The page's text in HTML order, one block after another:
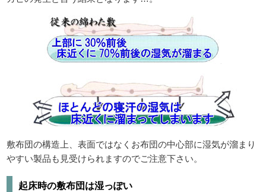
敷布団の構造上、表面ではなくお布団の中心部に湿気が溜まり
やすい製品も見受けられますのでご注意下さい。
起床時の敷布団は湿っぽい